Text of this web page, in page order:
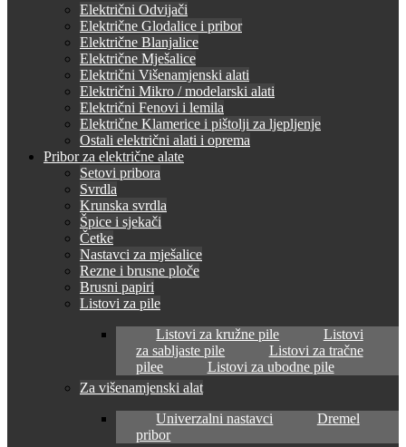
Električni Odvijači
Električne Glodalice i pribor
Električne Blanjalice
Električne Mješalice
Električni Višenamjenski alati
Električni Mikro / modelarski alati
Električni Fenovi i lemila
Električne Klamerice i pištolji za ljepljenje
Ostali električni alati i oprema
Pribor za električne alate
Setovi pribora
Svrdla
Krunska svrdla
Špice i sjekači
Četke
Nastavci za mješalice
Rezne i brusne ploče
Brusni papiri
Listovi za pile
Listovi za kružne pile
Listovi
za sabljaste pile
Listovi za tračne
pilee
Listovi za ubodne pile
Za višenamjenski alat
Univerzalni nastavci
Dremel
pribor